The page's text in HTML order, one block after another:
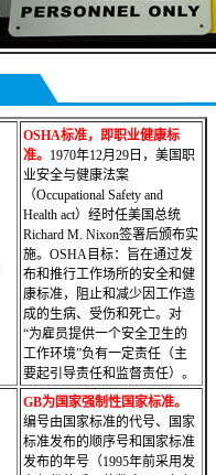
OSHA标准，即职业健康标
准。 1970年12月29日，美国职
业安全与健康法案
（Occupational Safety and
Health act）经时任美国总统
Richard M. Nixon签署后颁布实
施。OSHA目标：旨在通过发
布和推行工作场所的安全和健
康标准，阻止和减少因工作造
成的生病、受伤和死亡。对
“为雇员提供一个安全卫生的
工作环境”负有一定责任（主
要起引导责任和监督责任）。
GB为国家强制性国家标准。
编号由国家标准的代号、国家
标准发布的顺序号和国家标准
发布的年号（1995年前采用发